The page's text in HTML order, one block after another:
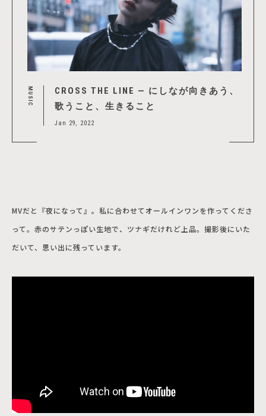
MUSIC
CROSS THE LINE — にしなが向きあう、
歌うこと、生きること
Jan 29, 2022
MVだと『夜になって』。私に合わせてオールインワンを作ってくださ
って。赤のサテンっぽい生地で、ツナギだけれど上品。撮影後にいた
だいて、思い出に残っています。